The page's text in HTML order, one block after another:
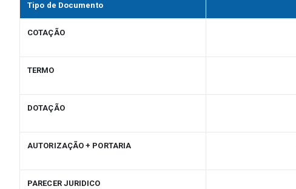
Tipo de Documento
COTAÇÃO
TERMO
DOTAÇÃO
AUTORIZAÇÃO + PORTARIA
PARECER JURIDICO